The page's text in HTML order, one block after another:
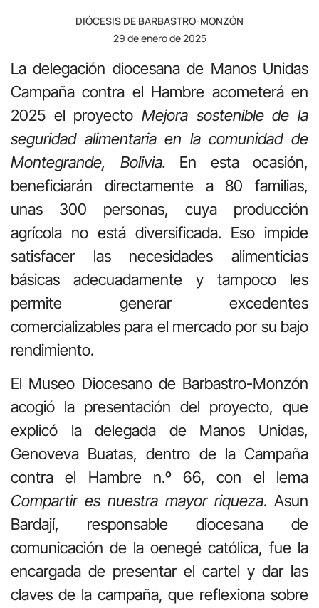
DIÓCESIS DE BARBASTRO-MONZÓN
29 de enero de 2025
La delegación diocesana de Manos Unidas
Campaña contra el Hambre acometerá en
2025 el proyecto Mejora sostenible de la
seguridad alimentaria en la comunidad de
Montegrande, Bolivia. En esta ocasión,
beneficiarán directamente a 80 familias,
unas 300 personas, cuya producción
agrícola no está diversificada. Eso impide
satisfacer las necesidades alimenticias
básicas adecuadamente y tampoco les
permite generar excedentes
comercializables para el mercado por su bajo
rendimiento.
El Museo Diocesano de Barbastro-Monzón
acogió la presentación del proyecto, que
explicó la delegada de Manos Unidas,
Genoveva Buatas, dentro de la Campaña
contra el Hambre n.º 66, con el lema
Compartir es nuestra mayor riqueza. Asun
Bardají, responsable diocesana de
comunicación de la oenegé católica, fue la
encargada de presentar el cartel y dar las
claves de la campaña, que reflexiona sobre